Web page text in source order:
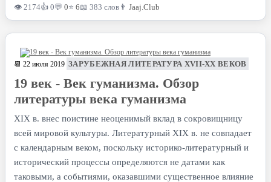
👁 2174👍 0💬 0⭐ 6📖 383 слов 👨 Jaaj.Club
📆 22 июля 2019 ЗАРУБЕЖНАЯ ЛИТЕРАТУРА XVII-XX ВЕКОВ
19 век - Век гуманизма. Обзор
литературы века гуманизма
XIX в. внес поистине неоценимый вклад в сокровищницу
всей мировой культуры. Литературный XIX в. не совпадает
с календарным веком, поскольку историко-литературный и
исторический процессы определяются не датами как
таковыми, а событиями, оказавшими существенное влияние